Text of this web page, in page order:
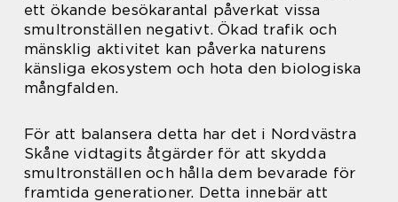
ett ökande besökarantal påverkat vissa
smultronställen negativt. Ökad trafik och
mänsklig aktivitet kan påverka naturens
känsliga ekosystem och hota den biologiska
mångfalden.
För att balansera detta har det i Nordvästra
Skåne vidtagits åtgärder för att skydda
smultronställen och hålla dem bevarade för
framtida generationer. Detta innebär att